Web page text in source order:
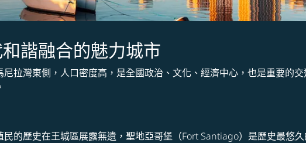
諧融合的魅力城市
拉灣東側，人口密度高，是全國政治、文化、經濟中心，也是重要的
的歷史在王城區展露無遺，聖地亞哥堡（Fort Santiago）是歷史最悠